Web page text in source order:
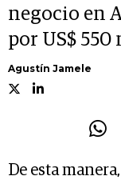
negocio en
por US$
Agustín Jamele
De esta